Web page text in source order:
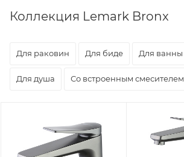
Коллекция Lemark Bronx
Для раковин Для биде Для ванны
Для душа Со встроенным смесителем